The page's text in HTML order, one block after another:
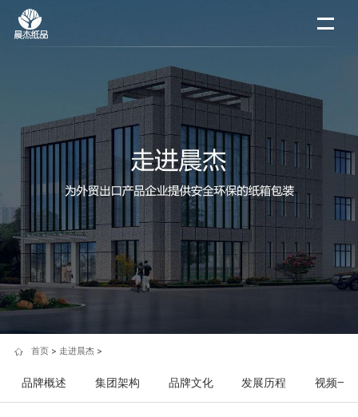
首页 > 走进晨杰 >
品牌概述 集团架构 品牌文化 发展历程 视频一